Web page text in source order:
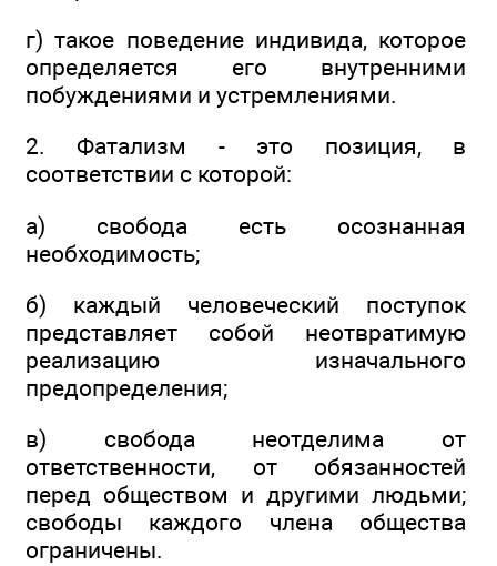
г) такое поведение индивида, которое
определяется его внутренними
побуждениями и устремлениями.
2. Фатализм - это позиция, в
соответствии с которой:
а) свобода есть осознанная
необходимость;
б) каждый человеческий поступок
представляет собой неотвратимую
реализацию изначального
предопределения;
в) свобода неотделима от
ответственности, от обязанностей
перед обществом и другими людьми;
свободы каждого члена общества
ограничены.